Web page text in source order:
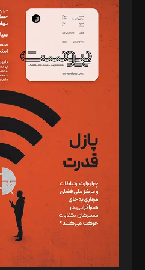
سردبیر: مهرک محمودی
دبیر تحریریه: میثم قاسمی
د‌بیر ناداستان: سمانه سمیع
د‌بیر خدمت و تجارت: ابوالفضل رجبی
د‌بیر حقوق فناوری: حسام‌الدین ایپکچی
د‌بیر پیوست جهان: مینا پاکدل
د‌بیر تحریریه آنلاین: بابک نقاش
تحریریه‌: مجتبی محمود‌ی، آرش
مصطفی مسجدی آرانی، ابوالفضل رجبی،
رستمی،مصطفی باستان
ویرایش: نگار استاد‌‌آقا
طراح یونیفرم: مجید توکلی
فیلمبرداری و عکاسی: امیر شفیعی،
گرافیک و صفحه‌آرایی: سید‌سبحان‌علی
مد‌یر توسعه تجاری: کامبیز برید‌
امور مالی: شاپور رهبری، محمد‌ کاظمی‌نیا